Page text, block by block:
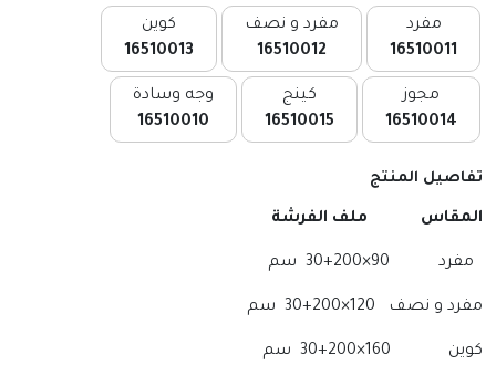
مفرد
16510011
مفرد و نصف
16510012
كوين
16510013
مجوز
16510014
كينج
16510015
وجه وسادة
16510010
تفاصيل المنتج
المقاس ملف الفرشة
مفرد 90×200+30 سم
مفرد و نصف 120×200+30 سم
كوين 160×200+30 سم